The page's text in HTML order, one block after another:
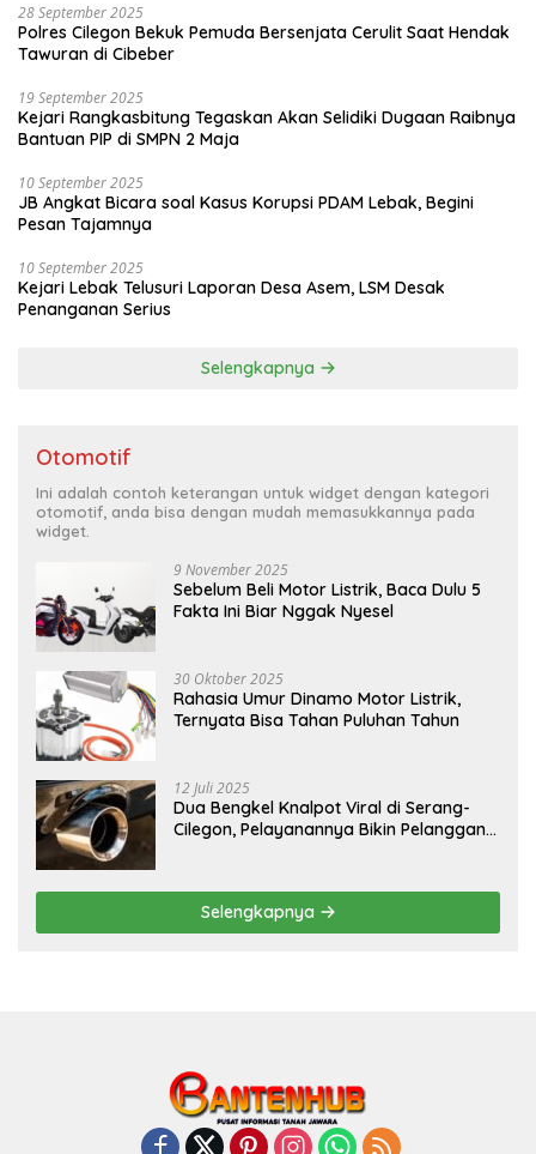
28 September 2025
Polres Cilegon Bekuk Pemuda Bersenjata Cerulit Saat Hendak
Tawuran di Cibeber
19 September 2025
Kejari Rangkasbitung Tegaskan Akan Selidiki Dugaan Raibnya
Bantuan PIP di SMPN 2 Maja
10 September 2025
JB Angkat Bicara soal Kasus Korupsi PDAM Lebak, Begini
Pesan Tajamnya
10 September 2025
Kejari Lebak Telusuri Laporan Desa Asem, LSM Desak
Penanganan Serius
Selengkapnya
Otomotif
Ini adalah contoh keterangan untuk widget dengan kategori
otomotif, anda bisa dengan mudah memasukkannya pada
widget.
9 November 2025
Sebelum Beli Motor Listrik, Baca Dulu 5
Fakta Ini Biar Nggak Nyesel
30 Oktober 2025
Rahasia Umur Dinamo Motor Listrik,
Ternyata Bisa Tahan Puluhan Tahun
12 Juli 2025
Dua Bengkel Knalpot Viral di Serang-
Cilegon, Pelayanannya Bikin Pelanggan
Selengkapnya